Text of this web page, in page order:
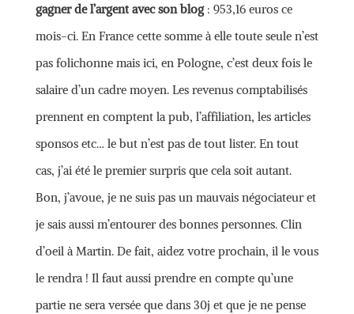
gagner de l’argent avec son blog: 953,16 euros ce
mois-ci. En France cette somme à elle toute seule n’est
pas folichonne mais ici, en Pologne, c’est deux fois le
salaire d’un cadre moyen. Les revenus comptabilisés
prennent en comptent la pub, l’affiliation, les articles
sponsos etc… le but n’est pas de tout lister. En tout
cas, j’ai été le premier surpris que cela soit autant.
Bon, j’avoue, je ne suis pas un mauvais négociateur et
je sais aussi m’entourer des bonnes personnes. Clin
d’oeil à Martin. De fait, aidez votre prochain, il le vous
le rendra ! Il faut aussi prendre en compte qu’une
partie ne sera versée que dans 30j et que je ne pense